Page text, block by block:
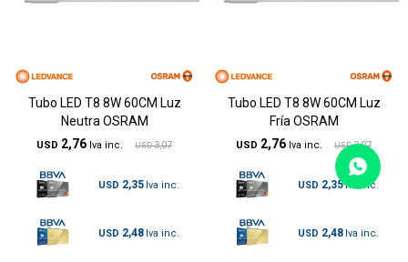
Tubo LED T8 8W 60CM Luz
Neutra OSRAM
USD 2,76 USD 3,07
USD 2,35
USD 2,48
Tubo LED T8 8W 60CM Luz
Fría OSRAM
USD 2,76 USD 3,07
USD 2,35
USD 2,48